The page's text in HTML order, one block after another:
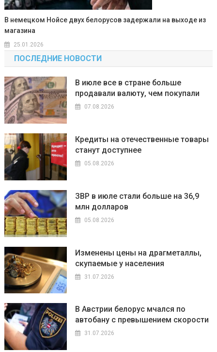
В немецком Нойсе двух белорусов задержали на выходе из
магазина
25.01.2026
ПОСЛЕДНИЕ НОВОСТИ
В июле все в стране больше
продавали валюту, чем покупали
07.08.2026
Кредиты на отечественные товары
станут доступнее
05.08.2026
ЗВР в июле стали больше на 36,9
млн долларов
05.08.2026
Изменены цены на драгметаллы,
скупаемые у населения
31.07.2026
В Австрии белорус мчался по
автобану с превышением скорости
31.07.2026